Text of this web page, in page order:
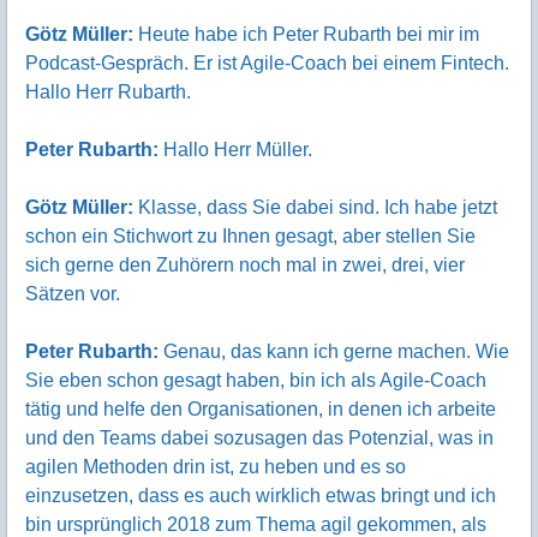
Götz Müller: Heute habe ich Peter Rubarth bei mir im
Podcast-Gespräch. Er ist Agile-Coach bei einem Fintech.
Hallo Herr Rubarth.
Peter Rubarth: Hallo Herr Müller.
Götz Müller: Klasse, dass Sie dabei sind. Ich habe jetzt
schon ein Stichwort zu Ihnen gesagt, aber stellen Sie
sich gerne den Zuhörern noch mal in zwei, drei, vier
Sätzen vor.
Peter Rubarth: Genau, das kann ich gerne machen. Wie
Sie eben schon gesagt haben, bin ich als Agile-Coach
tätig und helfe den Organisationen, in denen ich arbeite
und den Teams dabei sozusagen das Potenzial, was in
agilen Methoden drin ist, zu heben und es so
einzusetzen, dass es auch wirklich etwas bringt und ich
bin ursprünglich 2018 zum Thema agil gekommen, als